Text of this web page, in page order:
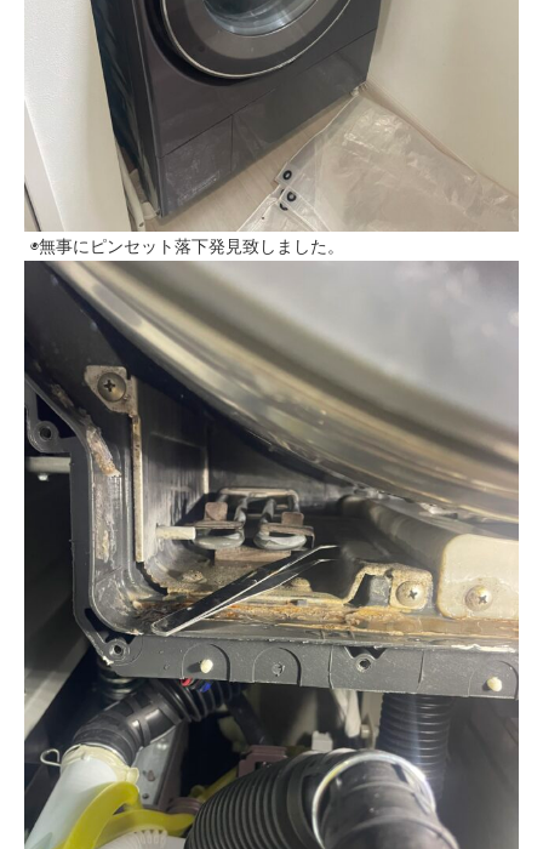
◉無事にピンセット落下発見致しました。